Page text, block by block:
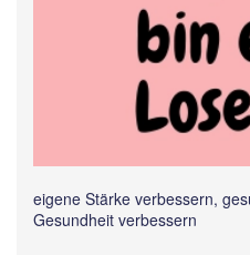
eigene Stärke verbessern,
Gesundheit verbessern